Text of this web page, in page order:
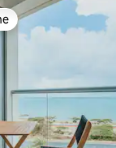
на гостите